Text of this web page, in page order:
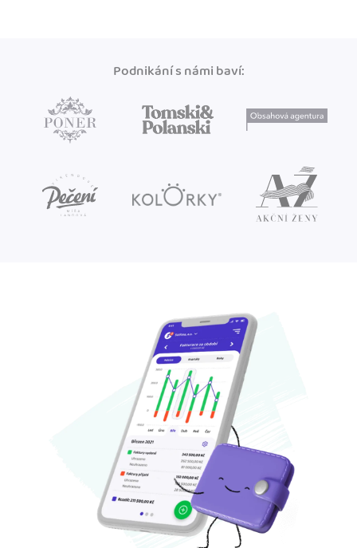
Podnikání s námi baví: